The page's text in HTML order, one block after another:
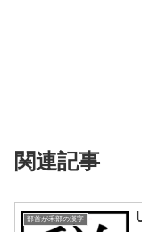
関連記事
部首が禾部の漢字